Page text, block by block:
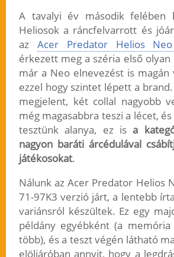
A tavalyi év második felében
Heliosok a ráncfelvarrott és
az Acer Predator Helios
érkezett meg a széria első olyan
már a Neo elnevezést is magán
ezzel hogy szintet lépett a
megjelent, két collal nagyobb
még magasabbra teszi a lécet,
tesztünk alanya, ez isa
nagyon baráti árcédulával
játékosokat.
Nálunk az Acer Predator Helios
71-97K3 verzió járt, a lentebb
variánsról készültek. Ez egy
példány egyébként (a
több), és a teszt végén látható
elöljáróban annyit, hogy a